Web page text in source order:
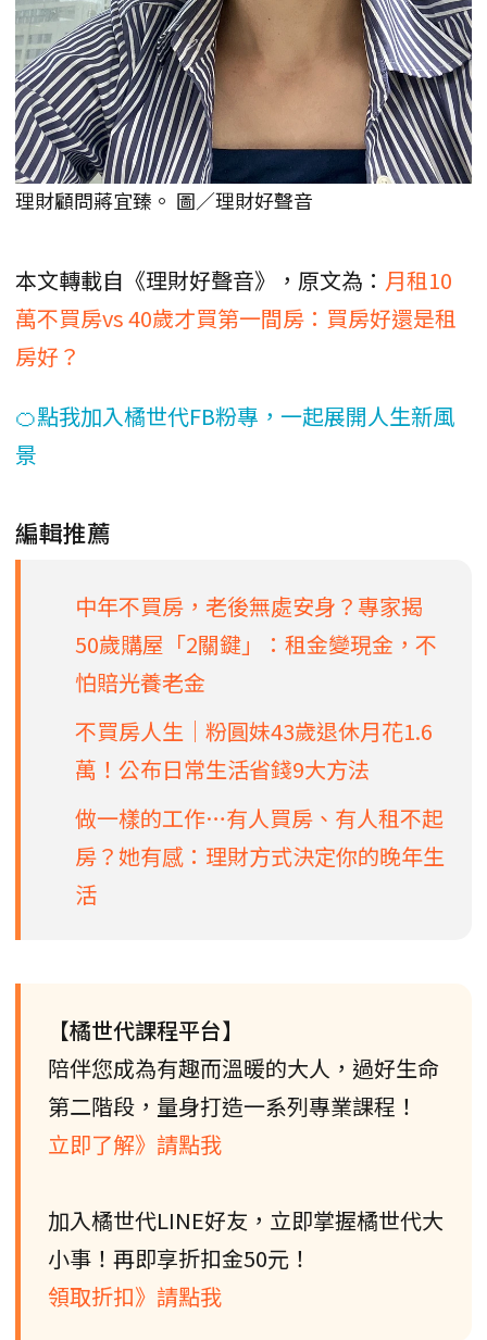
理財顧問蔣宜臻。 圖／理財好聲音
本文轉載自《理財好聲音》，原文為： 月租10
萬不買房vs 40歲才買第一間房：買房好還是租
房好？
🍊點我加入橘世代FB粉專，一起展開人生新風
景
編輯推薦
中年不買房，老後無處安身？專家揭
50歲購屋「2關鍵」：租金變現金，不
怕賠光養老金
不買房人生｜粉圓妹43歲退休月花1.6
萬！公布日常生活省錢9大方法
做一樣的工作…有人買房、有人租不起
房？她有感：理財方式決定你的晚年生
活
【橘世代課程平台】
陪伴您成為有趣而溫暖的大人，過好生命
第二階段，量身打造一系列專業課程！
立即了解》請點我
加入橘世代LINE好友，立即掌握橘世代大
小事！再即享折扣金50元！
領取折扣》請點我